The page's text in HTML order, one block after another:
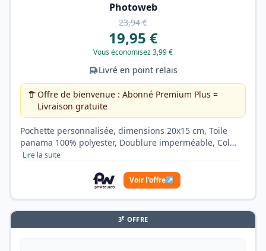
Photoweb
23,94 €
19,95 €
Vous économisez 3,99 €
Livré en point relais
Offre de bienvenue : Abonné Premium Plus =
Livraison gratuite
Pochette personnalisée, dimensions 20x15 cm, Toile
panama 100% polyester, Doublure imperméable, Col…
Lire la suite
Voir l'offre↗
3E OFFRE